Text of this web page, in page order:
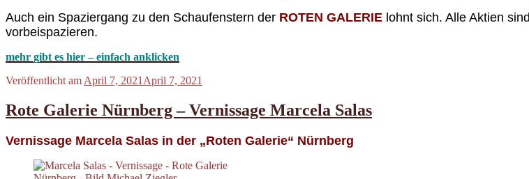
Auch ein Spaziergang zu den Schaufenstern der ROTEN GALERIE lohnt sich. Alle Aktien
vorbeispazieren.
mehr gibt es hier – einfach anklicken
Veröffentlicht am April 7, 2021 April 7, 2021
Rote Galerie Nürnberg – Vernissage Marcela Salas
Vernissage Marcela Salas in der „Roten Galerie“ Nürnberg